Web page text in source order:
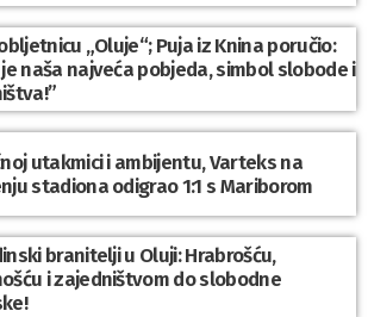
„Oluje“; Puja iz Knina poručio:
je naša najveća pobjeda, simbol slobode i
utakmici i ambijentu, Varteks na
stadiona odigrao 1:1 s Mariborom
branitelji u Oluji: Hrabrošću,
i zajedništvom do slobodne